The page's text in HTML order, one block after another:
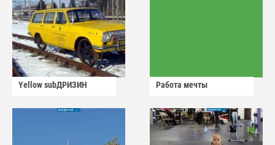
Yellow subДРИЗИН Работа мечты